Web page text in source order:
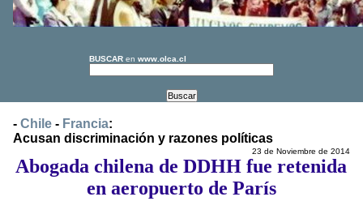
BUSCAR en www.olca.cl
- Chile - Francia:
Acusan discriminación y razones políticas
23 de Noviembre de 2014
Abogada chilena de DDHH fue retenida
en aeropuerto de París